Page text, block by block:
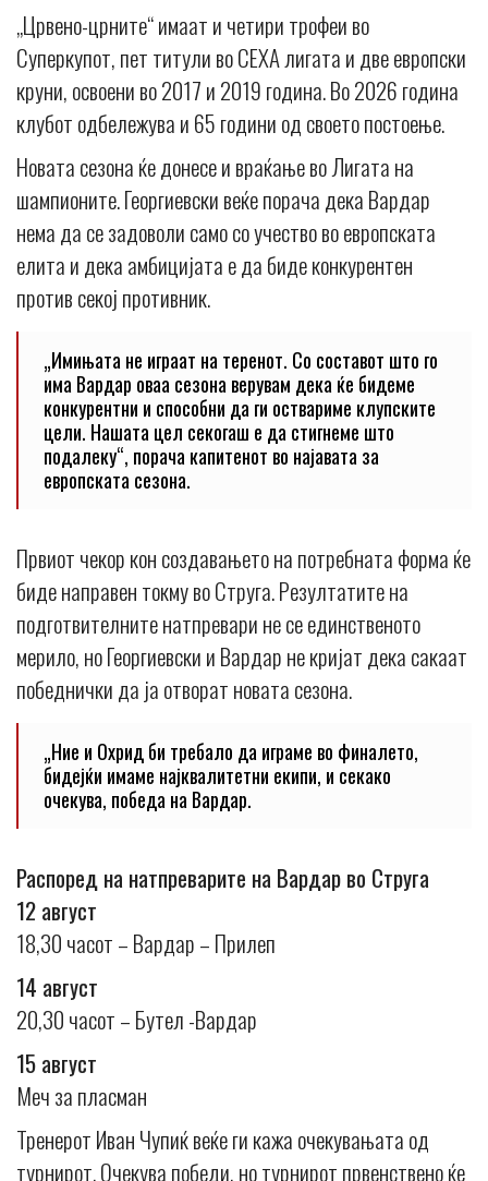
„Црвено-црните“ имаат и четири трофеи во
Суперкупот, пет титули во СЕХА лигата и две европски
круни, освоени во 2017 и 2019 година. Во 2026 година
клубот одбележува и 65 години од своето постоење.
Новата сезона ќе донесе и враќање во Лигата на
шампионите. Георгиевски веќе порача дека Вардар
нема да се задоволи само со учество во европската
елита и дека амбицијата е да биде конкурентен
против секој противник.
„Имињата не играат на теренот. Со составот што го
има Вардар оваа сезона верувам дека ќе бидеме
конкурентни и способни да ги оствариме клупските
цели. Нашата цел секогаш е да стигнеме што
подалеку“, порача капитенот во најавата за
европската сезона.
Првиот чекор кон создавањето на потребната форма ќе
биде направен токму во Струга. Резултатите на
подготвителните натпревари не се единственото
мерило, но Георгиевски и Вардар не кријат дека сакаат
победнички да ја отворат новата сезона.
„Ние и Охрид би требало да играме во финалето,
бидејќи имаме најквалитетни екипи, и секако
очекува, победа на Вардар.
Распоред на натпреварите на Вардар во Струга
12 август
18,30 часот – Вардар – Прилеп
14 август
20,30 часот – Бутел -Вардар
15 август
Меч за пласман
Тренерот Иван Чупиќ веќе ги кажа очекувањата од
турнирот. Очекува победи, но турнирот првенствено ќе